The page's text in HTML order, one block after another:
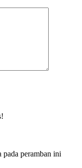
pada peramban ini